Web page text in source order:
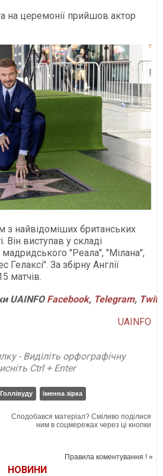
на церемонії прийшов актор
найвідоміших британських
Він виступав у складі
"Реала", "Мілана",
За збірну Англії
матчів.
UAINFO Facebook, Telegram,
UAINFO
- Виділіть орфографічну
Ctrl + Enter
іменна зірка
Сподобався матеріал? Сміливо поділися
ним в соцмережах через ці кнопки
Правила коментування ! »
НОВИНИ